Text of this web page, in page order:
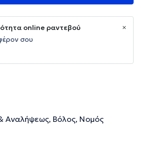
online ραντεβού
σου
Αναλήψεως, Βόλος, Νομός